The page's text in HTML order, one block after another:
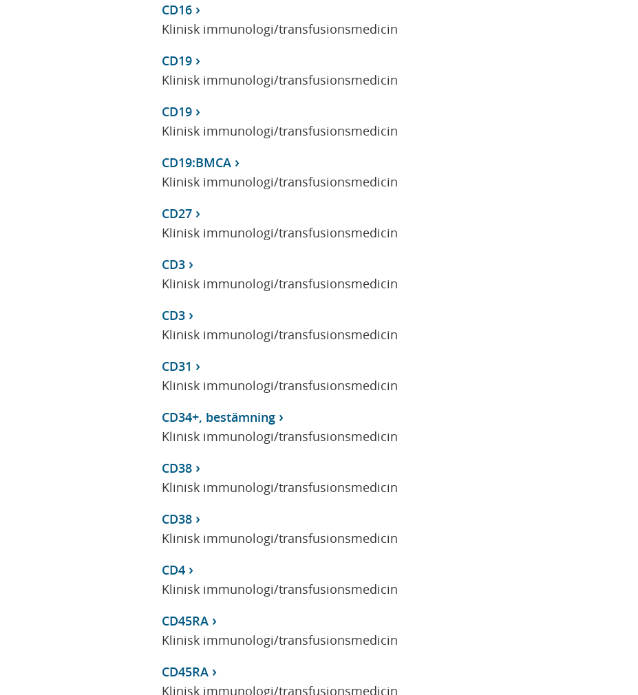
CD16
Klinisk immunologi/transfusionsmedicin
CD19
Klinisk immunologi/transfusionsmedicin
CD19
Klinisk immunologi/transfusionsmedicin
CD19:BMCA
Klinisk immunologi/transfusionsmedicin
CD27
Klinisk immunologi/transfusionsmedicin
CD3
Klinisk immunologi/transfusionsmedicin
CD3
Klinisk immunologi/transfusionsmedicin
CD31
Klinisk immunologi/transfusionsmedicin
CD34+, bestämning
Klinisk immunologi/transfusionsmedicin
CD38
Klinisk immunologi/transfusionsmedicin
CD38
Klinisk immunologi/transfusionsmedicin
CD4
Klinisk immunologi/transfusionsmedicin
CD45RA
Klinisk immunologi/transfusionsmedicin
CD45RA
Klinisk immunologi/transfusionsmedicin